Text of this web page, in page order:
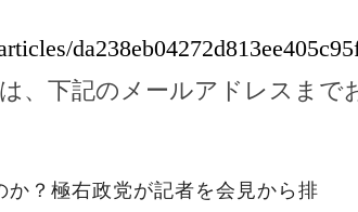
、下記のメールアドレスまで
か？極右政党が記者を会見から排